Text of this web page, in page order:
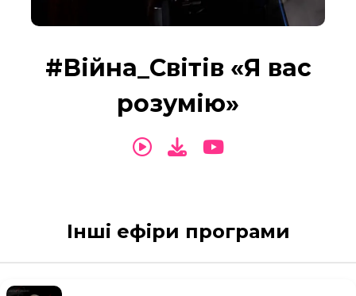
#Війна_Світів «Я вас
розумію»
Інші ефіри програми